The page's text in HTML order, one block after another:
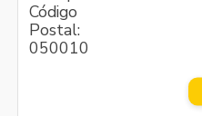
Código
Postal:
050010